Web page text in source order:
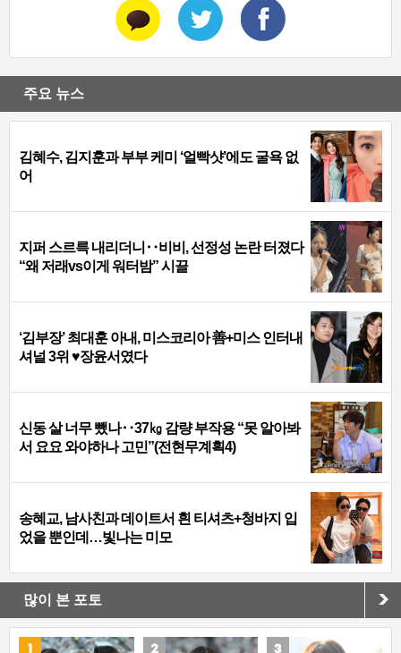
주요 뉴스
김혜수, 김지훈과 부부 케미 ‘얼빡샷’에도 굴욕 없
어
지퍼 스르륵 내리더니‥비비, 선정성 논란 터졌다
“왜 저래vs이게 워터밤” 시끌
‘김부장’ 최대훈 아내, 미스코리아 善+미스 인터내
셔널 3위 ♥장윤서였다
신동 살 너무 뺐나‥37㎏ 감량 부작용 “못 알아봐
서 요요 와야하나 고민”(전현무계획4)
송혜교, 남사친과 데이트서 흰 티셔츠+청바지 입
었을 뿐인데…빛나는 미모
많이 본 포토